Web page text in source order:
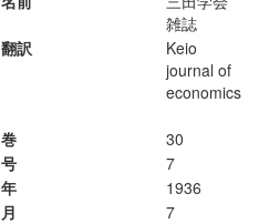
雑誌
翻訳
Keio
journal of
economics
巻
30
号
7
年
1936
月
7